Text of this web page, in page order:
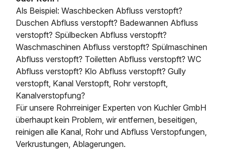
Als Beispiel: Waschbecken Abfluss verstopft?
Duschen Abfluss verstopft? Badewannen Abfluss
verstopft? Spülbecken Abfluss verstopft?
Waschmaschinen Abfluss verstopft? Spülmaschinen
Abfluss verstopft? Toiletten Abfluss verstopft? WC
Abfluss verstopft? Klo Abfluss verstopft? Gully
verstopft, Kanal Verstopft, Rohr verstopft,
Kanalverstopfung?
Für unsere Rohrreiniger Experten von Kuchler GmbH
überhaupt kein Problem, wir entfernen, beseitigen,
reinigen alle Kanal, Rohr und Abfluss Verstopfungen,
Verkrustungen, Ablagerungen.